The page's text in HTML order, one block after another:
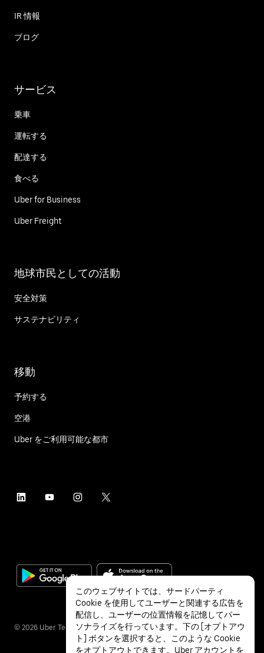
IR 情報
ブログ
サービス
乗車
運転する
配達する
食べる
Uber for Business
Uber Freight
地球市民としての活動
安全対策
サステナビリティ
移動
予約する
空港
Uber をご利用可能な都市
© 2026 Uber Technologies Inc.
このウェブサイトでは、サードパーティ
Cookie を使用してユーザーと関連する広告を
配信し、ユーザーの位置情報を記憶してパー
ソナライズを行っています。下の [オプトアウ
ト] ボタンを選択すると、このような Cookie
をオプトアウトできます。Uber アカウントを